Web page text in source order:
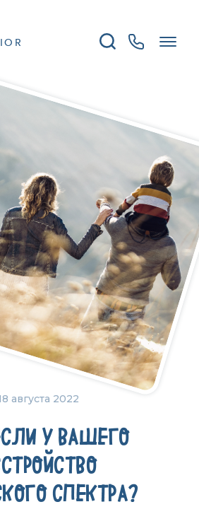
августа 2022
У ВАШЕГО
СПЕКТРА?